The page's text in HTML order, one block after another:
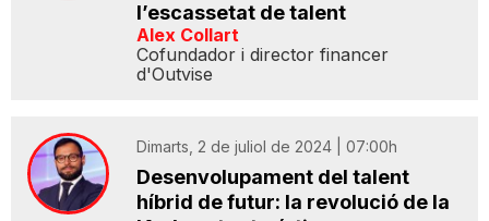
l’escassetat de talent
Alex Collart
Cofundador i director financer
d'Outvise
Dimarts, 2 de juliol de 2024 | 07:00h
Desenvolupament del talent
híbrid de futur: la revolució de la